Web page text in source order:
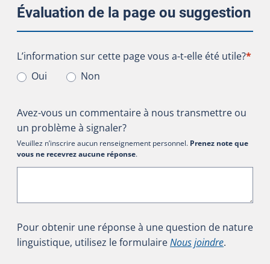
Évaluation de la page ou suggestion
L’information sur cette page vous a-t-elle été utile?
L’information sur cette page vous a-t-elle été utile?*
Oui
Non
Avez-vous un commentaire à nous transmettre ou
un problème à signaler?
Veuillez n’inscrire aucun renseignement personnel. Prenez note que
vous ne recevrez aucune réponse.
Pour obtenir une réponse à une question de nature
linguistique, utilisez le formulaireNous joindre.